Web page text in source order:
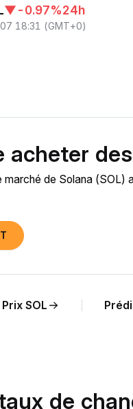
▼-0.97%24h
18:31 (GMT+0)
acheter
de Solana (SOL)
Prix SOL
de